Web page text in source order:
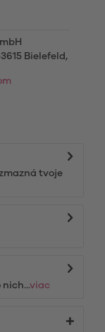
Bielefeld,
tvoje
viac